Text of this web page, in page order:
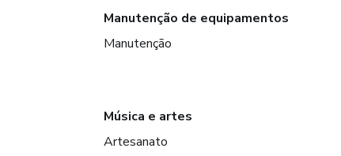
Manutenção de equipamentos
Manutenção
Música e artes
Artesanato